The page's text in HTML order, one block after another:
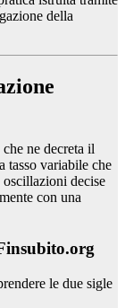
della
ne decreta il
tasso variabile che
decise
con una
le due sigle